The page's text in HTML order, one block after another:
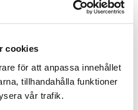
cookies
för att anpassa innehållet
tillhandahålla funktioner
vår trafik.
också att den globala
extra för miljöpremier.
och ville se ett öppet
skyddas mot otillbörlig